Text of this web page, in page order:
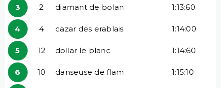
3 2 diamant de bolan 1:13:60
4 4 cazar des erablais 1:14:00
5 12 dollar le blanc 1:14:60
6 10 danseuse de flam 1:15:10